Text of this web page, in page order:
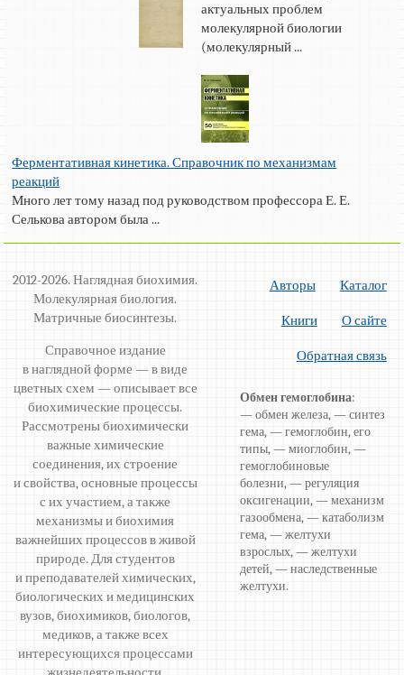
актуальных проблем
молекулярной биологии
(молекулярный ...
Ферментативная кинетика. Справочник по механизмам
реакций
Много лет тому назад под руководством профессора Е. Е.
Селькова автором была ...
2012-2026. Наглядная биохимия.
Молекулярная биология.
Матричные биосинтезы.
Справочное издание
в наглядной форме — в виде
цветных схем — описывает все
биохимические процессы.
Рассмотрены биохимически
важные химические
соединения, их строение
и свойства, основные процессы
с их участием, а также
механизмы и биохимия
важнейших процессов в живой
природе. Для студентов
и преподавателей химических,
биологических и медицинских
вузов, биохимиков, биологов,
медиков, а также всех
интересующихся процессами
Авторы Каталог
Книги О сайте
Обратная связь
Обмен гемоглобина:
— обмен железа, — синтез
гема, — гемоглобин, его
типы, — миоглобин, —
гемоглобиновые
болезни, — регуляция
оксигенации, — механизм
газообмена, — катаболизм
гема, — желтухи
взрослых, — желтухи
детей, — наследственные
желтухи.